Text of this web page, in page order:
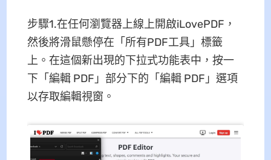
步驟1.在任何瀏覽器上線上開啟iLovePDF，
然後將滑鼠懸停在「所有PDF工具」標籤
上。在這個新出現的下拉式功能表中，按一
下「編輯 PDF」部分下的「編輯 PDF」選項
以存取編輯視窗。